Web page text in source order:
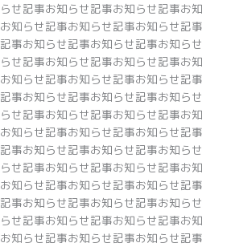
せ記事お知らせ記事お知らせ記事お知
知らせ記事お知らせ記事お知らせ記事
事お知らせ記事お知らせ記事お知らせ
せ記事お知らせ記事お知らせ記事お知
知らせ記事お知らせ記事お知らせ記事
事お知らせ記事お知らせ記事お知らせ
せ記事お知らせ記事お知らせ記事お知
知らせ記事お知らせ記事お知らせ記事
事お知らせ記事お知らせ記事お知らせ
せ記事お知らせ記事お知らせ記事お知
知らせ記事お知らせ記事お知らせ記事
事お知らせ記事お知らせ記事お知らせ
せ記事お知らせ記事お知らせ記事お知
知らせ記事お知らせ記事お知らせ記事